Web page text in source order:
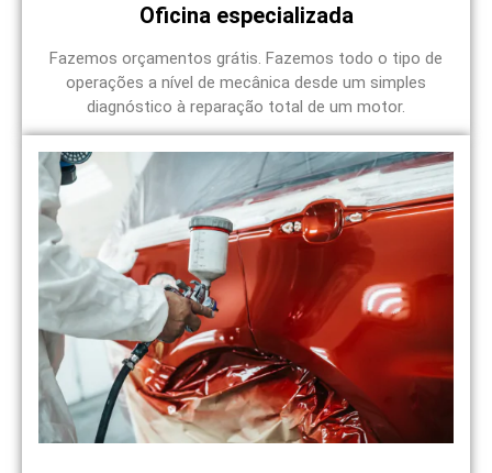
Oficina especializada
Fazemos orçamentos grátis. Fazemos todo o tipo de
operações a nível de mecânica desde um simples
diagnóstico à reparação total de um motor.